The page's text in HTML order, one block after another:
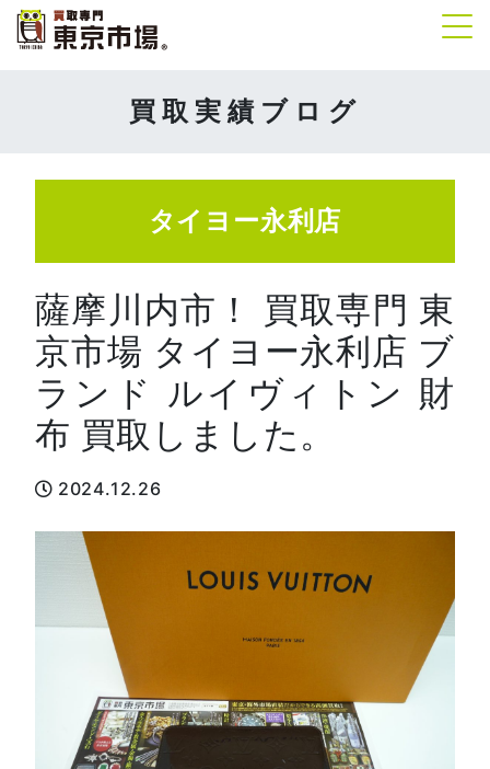
買取実績ブログ
タイヨー永利店
薩摩川内市！ 買取専門 東
京市場 タイヨー永利店 ブ
ランド ルイヴィトン 財
布 買取しました。
2024.12.26